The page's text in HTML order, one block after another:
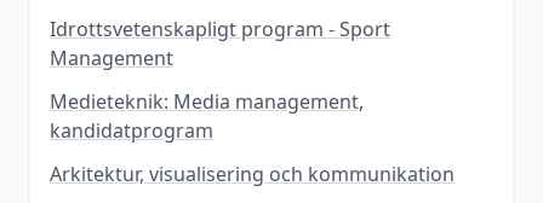
Idrottsvetenskapligt program - Sport
Management
Medieteknik: Media management,
kandidatprogram
Arkitektur, visualisering och kommunikation